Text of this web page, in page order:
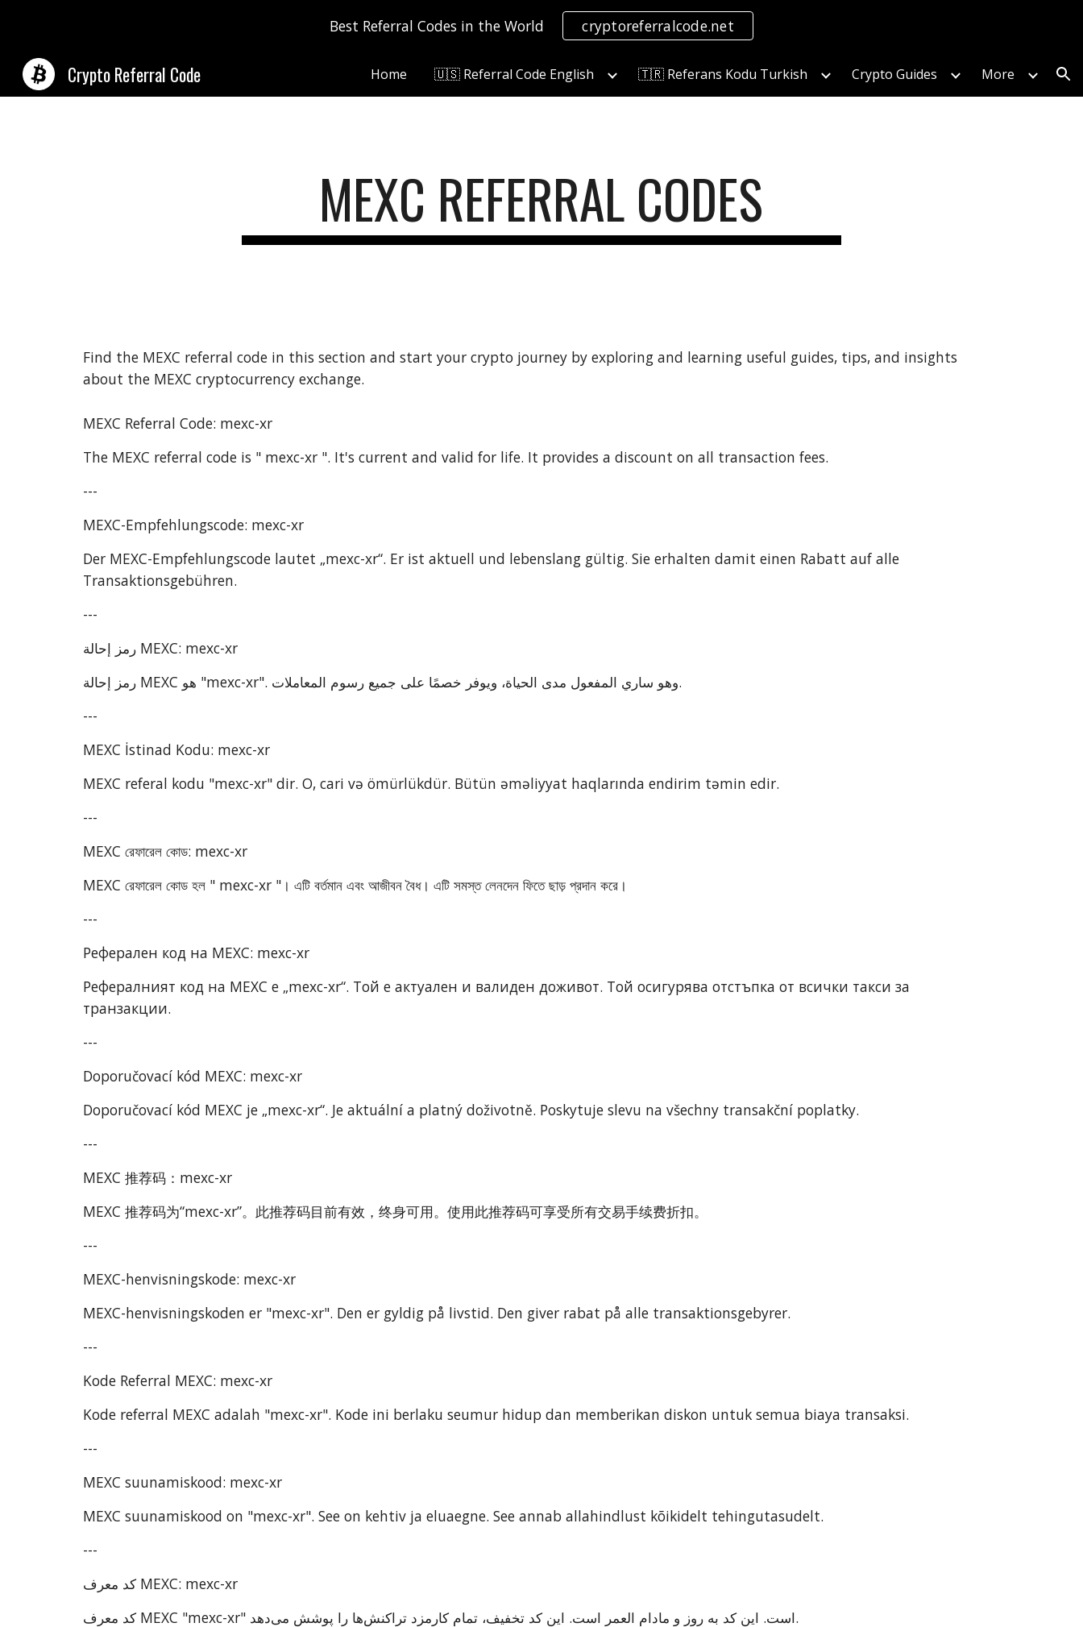
Skip to main content Skip to navigation
Best Referral Codes in the World cryptoreferralcode.net
Crypto Referral Code Home 🇺🇸 Referral Code English 🇹🇷 Referans Kodu Turkish Crypto Guides More
MEXC REFERRAL CODES
Find the MEXC referral code in this section and start your crypto journey by exploring and learning useful guides, tips, and insights
about the MEXC cryptocurrency exchange.
MEXC Referral Code: mexc-xr
The MEXC referral code is " mexc-xr ". It's current and valid for life. It provides a discount on all transaction fees.
---
MEXC-Empfehlungscode: mexc-xr
Der MEXC-Empfehlungscode lautet „mexc-xr“. Er ist aktuell und lebenslang gültig. Sie erhalten damit einen Rabatt auf alle
Transaktionsgebühren.
---
رمز إحالة MEXC: mexc-xr
رمز إحالة MEXC هو "mexc-xr". وهو ساري المفعول مدى الحياة، ويوفر خصمًا على جميع رسوم المعاملات.
---
MEXC İstinad Kodu: mexc-xr
MEXC referal kodu "mexc-xr" dir. O, cari və ömürlükdür. Bütün əməliyyat haqlarında endirim təmin edir.
---
MEXC রেফারেল কোড: mexc-xr
MEXC রেফারেল কোড হল " mexc-xr "। এটি বর্তমান এবং আজীবন বৈধ। এটি সমস্ত লেনদেন ফিতে ছাড় প্রদান করে।
---
Реферален код на MEXC: mexc-xr
Рефералният код на MEXC е „mexc-xr“. Той е актуален и валиден доживот. Той осигурява отстъпка от всички такси за
транзакции.
---
Doporučovací kód MEXC: mexc-xr
Doporučovací kód MEXC je „mexc-xr“. Je aktuální a platný doživotně. Poskytuje slevu na všechny transakční poplatky.
---
MEXC 推荐码：mexc-xr
MEXC 推荐码为“mexc-xr”。此推荐码目前有效，终身可用。使用此推荐码可享受所有交易手续费折扣。
---
MEXC-henvisningskode: mexc-xr
MEXC-henvisningskoden er "mexc-xr". Den er gyldig på livstid. Den giver rabat på alle transaktionsgebyrer.
---
Kode Referral MEXC: mexc-xr
Kode referral MEXC adalah "mexc-xr". Kode ini berlaku seumur hidup dan memberikan diskon untuk semua biaya transaksi.
---
MEXC suunamiskood: mexc-xr
MEXC suunamiskood on "mexc-xr". See on kehtiv ja eluaegne. See annab allahindlust kõikidelt tehingutasudelt.
---
کد معرف MEXC: mexc-xr
کد معرف MEXC "mexc-xr" است. این کد به روز و مادام العمر است. این کد تخفیف، تمام کارمزد تراکنش‌ها را پوشش می‌دهد.